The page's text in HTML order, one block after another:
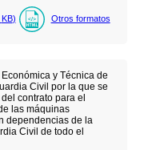
KB) Otros formatos
y Técnica de
Civil por la que se
contrato para el
las máquinas
dependencias de la
Civil de todo el